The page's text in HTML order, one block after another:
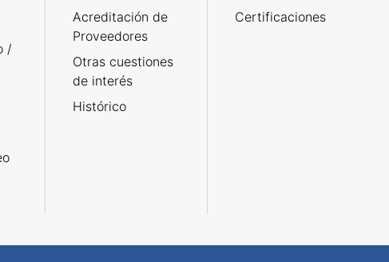
/
Acreditación de
Proveedores
Otras cuestiones
de interés
Histórico
Certificaciones